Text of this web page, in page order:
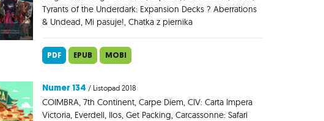
Tyrants of the Underdark: Expansion Decks ? Aberrations
& Undead, Mi pasuje!, Chatka z piernika
PDF EPUB MOBI
Numer 134 / Listopad 2018
COIMBRA, 7th Continent, Carpe Diem, CIV: Carta Impera
Victoria, Everdell, Ilos, Get Packing, Carcassonne: Safari